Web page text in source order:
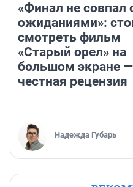
«Финал не совпал
ожиданиями»:
смотреть фильм
«Старый орел» на
большом экране —
честная рецензия
Надежда Губарь